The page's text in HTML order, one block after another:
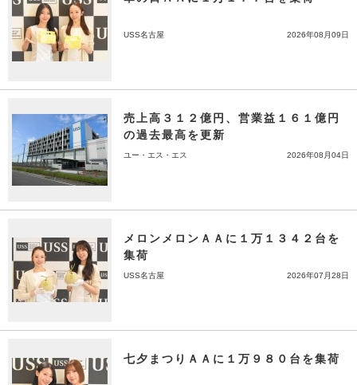
USS名古屋 2026年08月09日
売上高３１２億円、営業益１６１億円
の過去最高を更新
ユー・エス・エス 2026年08月04日
メロンメロンＡＡに１万１３４２台を
集荷
USS名古屋 2026年07月28日
七夕まつりＡＡに１万９８０台を集荷